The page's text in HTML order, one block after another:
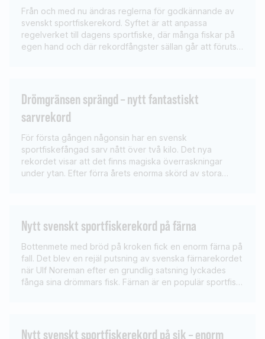
Från och med nu ändras reglerna för godkännande av
svenskt sportfiskerekord. Syftet är att anpassa
regelverket till dagens sportfiske, där många fiskar på
egen hand och där rekordfångster sällan går att förutse.
Drömgränsen sprängd – nytt fantastiskt
sarvrekord
För första gången någonsin har en svensk
sportfiskefångad sarv nått över två kilo. Det nya
rekordet visar att det finns magiska överraskningar
under ytan. Efter förra årets enorma skörd av stora
både […]
Nytt svenskt sportfiskerekord på färna
Bottenmete med bröd på kroken fick en enorm färna på
fall. Det blev en rejäl putsning av svenska färnarekordet
när Ulf Noreman efter en grundlig satsning lyckades
fånga sina drömmars fisk. Färnan är en populär sportfisk,
Nytt svenskt sportfiskerekord på sik – enorm